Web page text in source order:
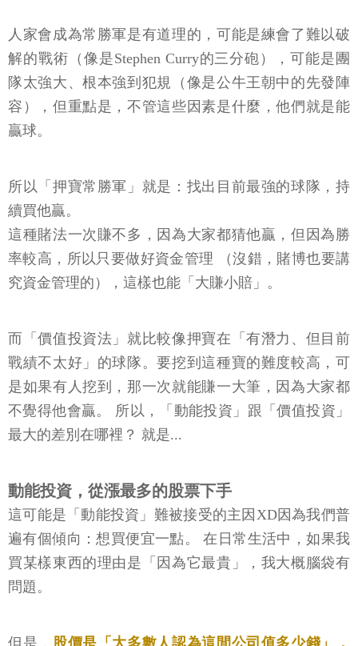
人家會成為常勝軍是有道理的，可能是練會了難以破
解的戰術（像是Stephen Curry的三分砲），可能是團
隊太強大、根本強到犯規（像是公牛王朝中的先發陣
容），但重點是，不管這些因素是什麼，他們就是能
贏球。
所以「押寶常勝軍」就是：找出目前最強的球隊，持
續買他贏。
這種賭法一次賺不多，因為大家都猜他贏，但因為勝
率較高，所以只要做好資金管理 （沒錯，賭博也要講
究資金管理的），這樣也能「大賺小賠」。
而「價值投資法」就比較像押寶在「有潛力、但目前
戰績不太好」的球隊。要挖到這種寶的難度較高，可
是如果有人挖到，那一次就能賺一大筆，因為大家都
不覺得他會贏。 所以，「動能投資」跟「價值投資」
最大的差別在哪裡？ 就是...
動能投資，從漲最多的股票下手
這可能是「動能投資」難被接受的主因XD因為我們普
遍有個傾向：想買便宜一點。 在日常生活中，如果我
買某樣東西的理由是「因為它最貴」，我大概腦袋有
問題。
但是， 股價是「大多數人認為這間公司值多少錢」，